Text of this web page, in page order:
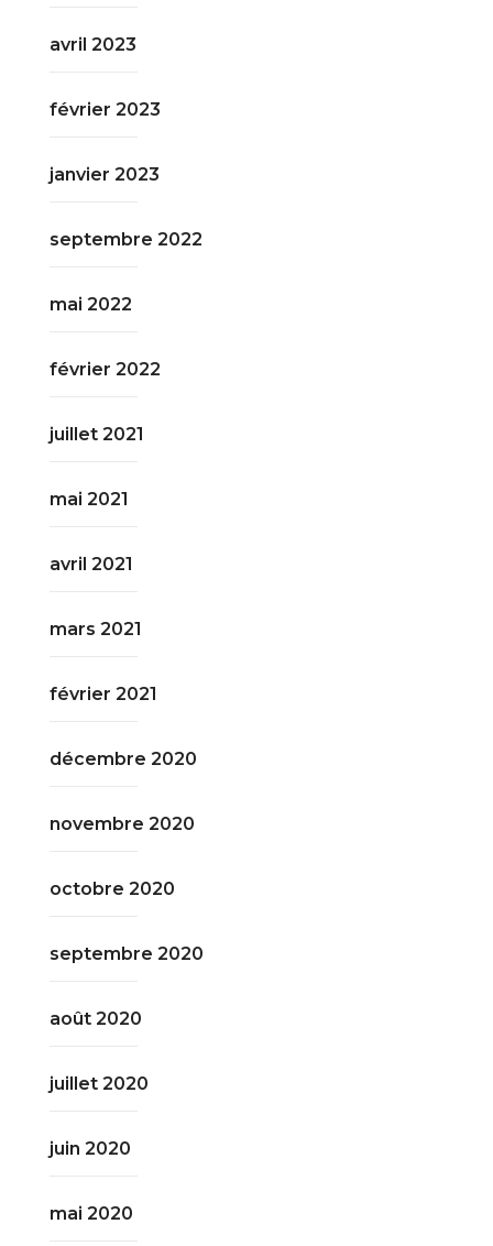
avril 2023
février 2023
janvier 2023
septembre 2022
mai 2022
février 2022
juillet 2021
mai 2021
avril 2021
mars 2021
février 2021
décembre 2020
novembre 2020
octobre 2020
septembre 2020
août 2020
juillet 2020
juin 2020
mai 2020